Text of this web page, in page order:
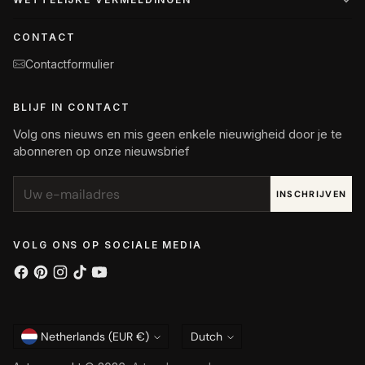
CONTACT
Contactformulier
BLIJF IN CONTACT
Volg ons nieuws en mis geen enkele nieuwigheid door je te
abonneren op onze nieuwsbrief
mailadres
INSCHRIJVEN
VOLG ONS OP SOCIALE MEDIA
Language
Dutch
Currency Netherlands (EUR €)